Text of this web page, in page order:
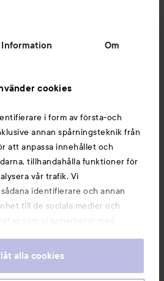
Information Om
cookies
i form av första-och
annan spårningsteknik från
att anpassa innehållet och
tillhandahålla funktioner för
vår trafik. Vi
identifierare och annan
till de sociala medier och
som vi samarbetar med.
tillhandahållit eller som de har
alla cookies